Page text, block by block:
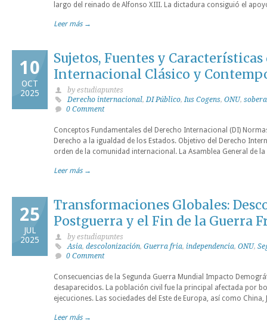
largo del reinado de Alfonso XIII. La dictadura consiguió el
Leer más →
10
OCT
2025
Sujetos, Fuentes y
Internacional Clásico y
by estudiapuntes
Derecho internacional,DI Público,Ius Cogens, ONU,
0 Comment
Conceptos Fundamentales del Derecho Internacional (DI)
Derecho a la igualdad de los Estados. Objetivo del Derecho
orden de la comunidad internacional. La Asamblea General de la
Leer más →
25
JUL
2025
Transformaciones Globales:
Postguerra y el Fin de la Guerra
by estudiapuntes
Asia, descolonización, Guerra fria, independencia, ONU,
0 Comment
Consecuencias de la Segunda Guerra Mundial Impacto
desaparecidos. La población civil fue la principal afectada por
ejecuciones. Las sociedades del Este de Europa, así como
Leer más →